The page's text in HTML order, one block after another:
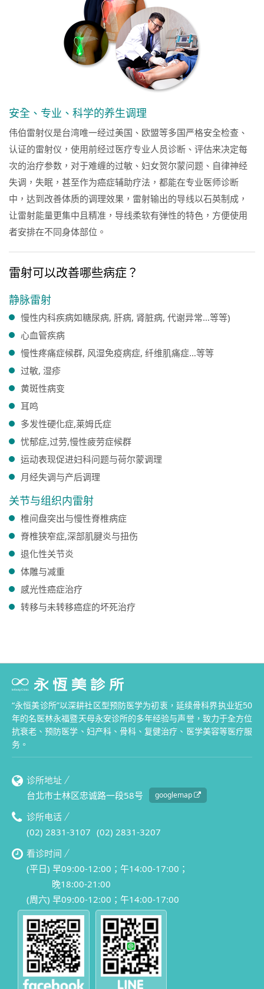
安全、专业、科学的养生调理
伟伯雷射仪是台湾唯一经过美国、欧盟等多国严格安全检查、
认证的雷射仪，使用前经过医疗专业人员诊断、评估来决定每
次的治疗参数，对于难缠的过敏、妇女贺尔蒙问题、自律神经
失调，失眠，甚至作为癌症辅助疗法，都能在专业医师诊断
中，达到改善体质的调理效果，雷射输出的导线以石英制成，
让雷射能量更集中且精准，导线柔软有弹性的特色，方便使用
者安排在不同身体部位。
雷射可以改善哪些病症？
静脉雷射
慢性内科疾病如糖尿病, 肝病, 肾脏病, 代谢异常…等等)
心血管疾病
慢性疼痛症候群, 风湿免疫病症, 纤维肌痛症…等等
过敏, 湿疹
黄斑性病变
耳鸣
多发性硬化症,莱姆氏症
忧郁症,过劳,慢性疲劳症候群
运动表现促进妇科问题与荷尔蒙调理
月经失调与产后调理
关节与组织内雷射
椎间盘突出与慢性脊椎病症
脊椎狭窄症,深部肌腱炎与扭伤
退化性关节炎
体雕与减重
感光性癌症治疗
转移与未转移癌症的坏死治疗
“永恒美诊所”以深耕社区型预防医学为初衷，延续骨科界执业近50
年的名医林永福暨天母永安诊所的多年经验与声誉，致力于全方位
抗衰老、预防医学、妇产科、骨科、复健治疗、医学美容等医疗服
务。
诊所地址
台北市士林区忠诚路一段58号
googlemap
诊所电话
(02) 2831-3107 (02) 2831-3207
看诊时间
(平日) 早09:00-12:00；午14:00-17:00；
晚18:00-21:00
(周六) 早09:00-12:00；午14:00-17:00